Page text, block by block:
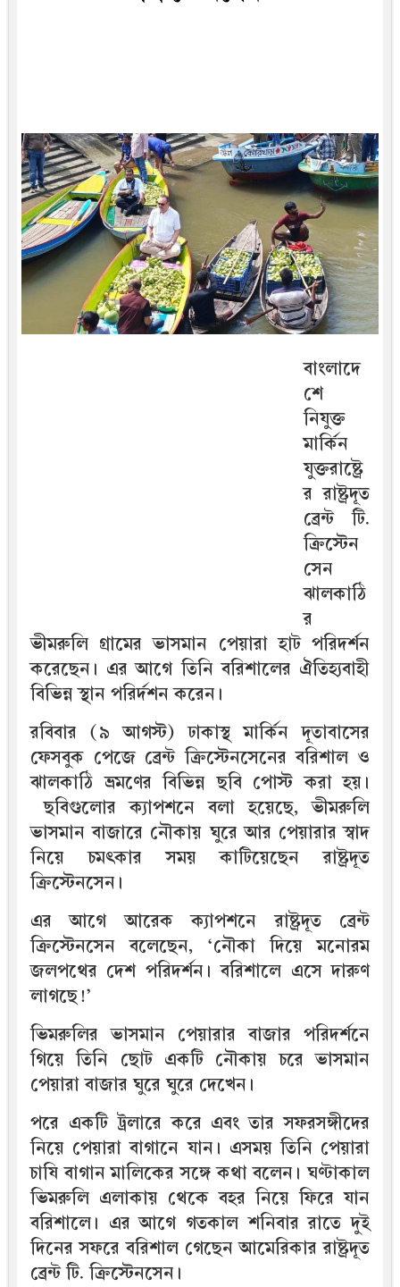
বাংলাদে
শে
নিযুক্ত
মার্কিন
যুক্তরাষ্ট্রে
র রাষ্ট্রদূত
ব্রেন্ট টি.
ক্রিস্টেন
সেন
ঝালকাঠি
র
ভীমরুলি গ্রামের ভাসমান পেয়ারা হাট পরিদর্শন
করেছেন। এর আগে তিনি বরিশালের ঐতিহ্যবাহী
বিভিন্ন স্থান পরির্দশন করেন।
রবিবার (৯ আগস্ট) ঢাকাস্থ মার্কিন দূতাবাসের
ফেসবুক পেজে ব্রেন্ট ক্রিস্টেনসেনের বরিশাল ও
ঝালকাঠি ভ্রমণের বিভিন্ন ছবি পোস্ট করা হয়।
ছবিগুলোর ক্যাপশনে বলা হয়েছে, ভীমরুলি
ভাসমান বাজারে নৌকায় ঘুরে আর পেয়ারার স্বাদ
নিয়ে চমৎকার সময় কাটিয়েছেন রাষ্ট্রদূত
ক্রিস্টেনসেন।
এর আগে আরেক ক্যাপশনে রাষ্ট্রদূত ব্রেন্ট
ক্রিস্টেনসেন বলেছেন, ‘নৌকা দিয়ে মনোরম
জলপথের দেশ পরিদর্শন। বরিশালে এসে দারুণ
লাগছে!’
ভিমরুলির ভাসমান পেয়ারার বাজার পরিদর্শনে
গিয়ে তিনি ছোট একটি নৌকায় চরে ভাসমান
পেয়ারা বাজার ঘুরে ঘুরে দেখেন।
পরে একটি ট্রলারে করে এবং তার সফরসঙ্গীদের
নিয়ে পেয়ারা বাগানে যান। এসময় তিনি পেয়ারা
চাষি বাগান মালিকের সঙ্গে কথা বলেন। ঘণ্টাকাল
ভিমরুলি এলাকায় থেকে বহর নিয়ে ফিরে যান
বরিশালে। এর আগে গতকাল শনিবার রাতে দুই
দিনের সফরে বরিশাল গেছেন আমেরিকার রাষ্ট্রদূত
ব্রেন্ট টি. ক্রিস্টেনসেন।